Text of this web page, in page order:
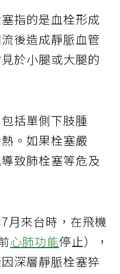
指的是血栓形成
後造成靜脈血管
於小腿或大腿的
括單側下肢腫
。如果栓塞嚴
致肺栓塞等危及
月來台時，在飛機
心肺功能停止），
深層靜脈栓塞猝